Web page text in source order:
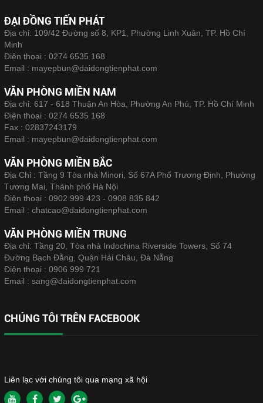
ĐẠI ĐỒNG TIẾN PHÁT
Địa chỉ: 109/42 Đường số 8, KP1, Phường Linh Xuân, TP. Hồ Chí
Minh
Điện thoại : 0274 6535 168
Email : mayepbun@daidongtienphat.com
VĂN PHÒNG MIỀN NAM
Địa chỉ: 617 - 618 Thuận An Hòa, Phường An Phú, TP. Hồ Chí Minh
Điện thoại : 0274 6535 168
Fax : 02837243179
Email : mayepbun@daidongtienphat.com
VĂN PHÒNG MIỀN BẮC
Địa Chỉ : Tầng 9 Tòa nhà Minori, Số 67A Phố Trương Định, Phường
Tương Mai, Thành phố Hà Nội
Điện thoại : 0902 999 423 - 0908 835 842
Email : chatcao@daidongtienphat.com
VĂN PHÒNG MIỀN TRUNG
Địa chỉ: Tầng 20, Tòa nhà Indochina Riverside Towers, Số 74
Đường Bạch Đằng, Quận Hải Châu, Đà Nẵng
Điện thoại : 0906 999 721
Email : sang@daidongtienphat.com
CHÚNG TÔI TRÊN FACEBOOK
Liên lạc với chúng tôi qua mạng xã hội